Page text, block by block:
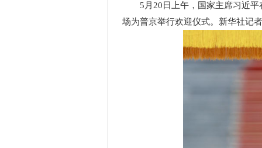
5月20日上午，国家主席习近
场为普京举行欢迎仪式。新华社记